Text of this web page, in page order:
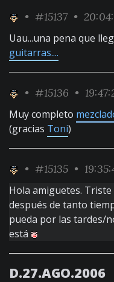
• #15137 •
Uau...una pena que
guitarras....
• #15136 •
Muy completo
(gracias Toni)
• #15135 •
Hola amiguetes.
después de tanto
pueda por las tardes/
está
D.27.AGO.2006